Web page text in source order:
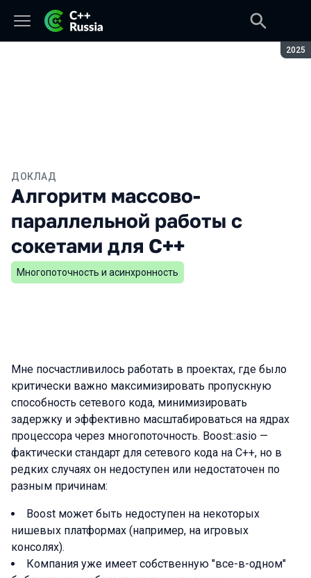
2025
ДОКЛАД
Алгоритм массово-
параллельной работы с
сокетами для C++
Многопоточность и асинхронность
Мне посчастливилось работать в проектах, где было
критически важно максимизировать пропускную
способность сетевого кода, минимизировать
задержку и эффективно масштабироваться на ядрах
процессора через многопоточность. Boost::asio —
фактически стандарт для сетевого кода на C++, но в
редких случаях он недоступен или недостаточен по
разным причинам:
Boost может быть недоступен на некоторых
нишевых платформах (например, на игровых
консолях).
Компания уже имеет собственную "все-в-одном"